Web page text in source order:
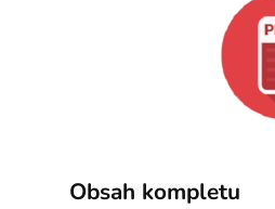
Obsah kompletu